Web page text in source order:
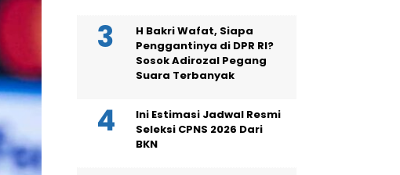
H Bakri Wafat, Siapa
Penggantinya di DPR RI?
Sosok Adirozal Pegang
Suara Terbanyak
Ini Estimasi Jadwal Resmi
Seleksi CPNS 2026 Dari
BKN